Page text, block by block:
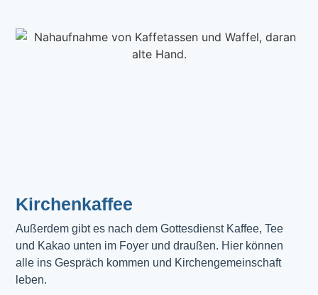
Kirchenkaffee
Außerdem gibt es nach dem Gottesdienst Kaffee, Tee
und Kakao unten im Foyer und draußen. Hier können
alle ins Gespräch kommen und Kirchengemeinschaft
leben.